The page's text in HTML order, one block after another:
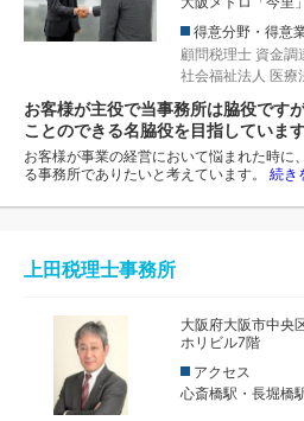
得意分野・得意
顧問税理士 資金調
社会福祉法人 医療
お客様が主役で当事務所は脇役です
ことのできる名脇役を目指しています
お客様が事業の経営において悩まれた時に
る事務所でありたいと考えています。 続き
上田税理士事務所
大阪府大阪市中央
ホリビル7階
アクセス
心斎橋駅・長堀橋